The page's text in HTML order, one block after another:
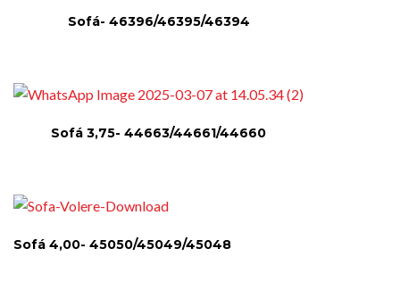
Sofá- 46396/46395/46394
Sofá 3,75- 44663/44661/44660
Sofá 4,00- 45050/45049/45048